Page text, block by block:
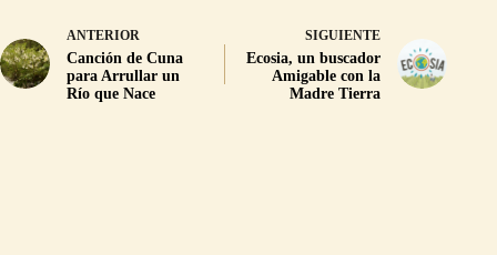
ANTERIOR
Canción de Cuna
para Arrullar un
Río que Nace
SIGUIENTE
Ecosia, un buscador
Amigable con la
Madre Tierra